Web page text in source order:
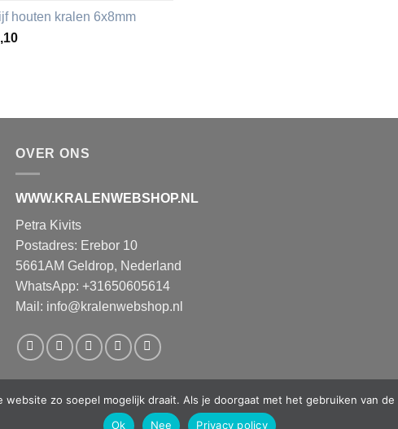
houten kralen 6x8mm
OVER ONS
WWW.KRALENWEBSHOP.NL
Petra Kivits
Postadres: Erebor 10
5661AM Geldrop, Nederland
WhatsApp: +31650605614
Mail: info@kralenwebshop.nl
zo soepel mogelijk draait. Als je doorgaat met het gebruiken van
Ok
Nee Privacy policy